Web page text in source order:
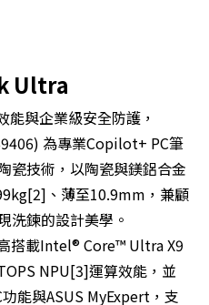
Ultra
能與企業級安全防護，
為專業Copilot+ PC筆
瓷技術，以陶瓷與鎂鋁合金
、薄至10.9mm，兼顧
洗鍊的設計美學。
搭載Intel® Core™ Ultra X9
NPU[3]運算效能，並
能與ASUS MyExpert，支